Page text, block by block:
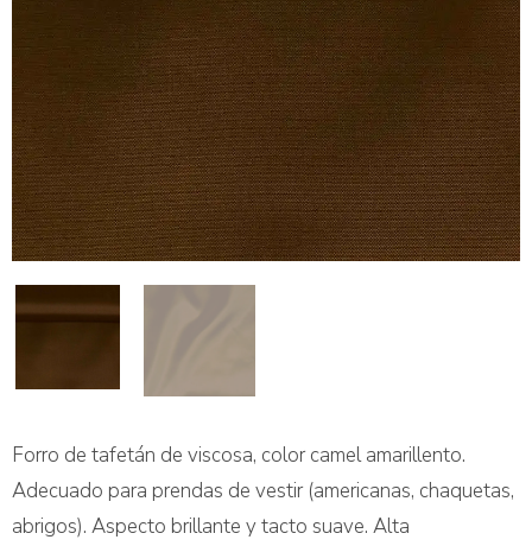
Forro de tafetán de viscosa, color camel amarillento.
Adecuado para prendas de vestir (americanas, chaquetas,
abrigos). Aspecto brillante y tacto suave. Alta